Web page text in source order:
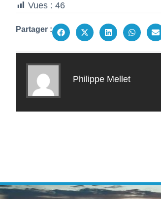
Vues : 46
Partager :
Philippe Mellet